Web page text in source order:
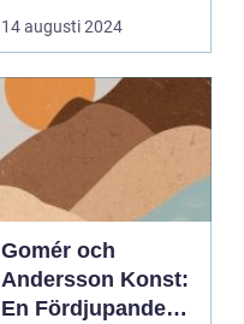
14 augusti 2024
Gomér och
Andersson Konst:
En Fördjupande